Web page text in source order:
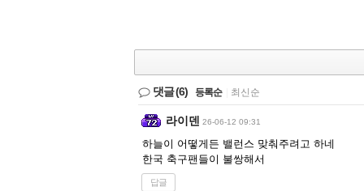
댓글(6) 등록순 최신순
라이덴 26-06-12 09:31
하늘이 어떻게든 밸런스 맞춰주려고 하네
한국 축구팬들이 불쌍해서
답글